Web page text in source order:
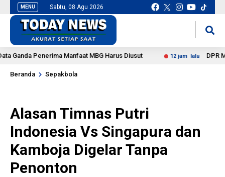
MENU Sabtu, 08 Agu 2026
Penerima Manfaat MBG Harus Diusut 12 jam lalu DPR Minta
Beranda Sepakbola
Alasan Timnas Putri
Indonesia Vs Singapura dan
Kamboja Digelar Tanpa
Penonton